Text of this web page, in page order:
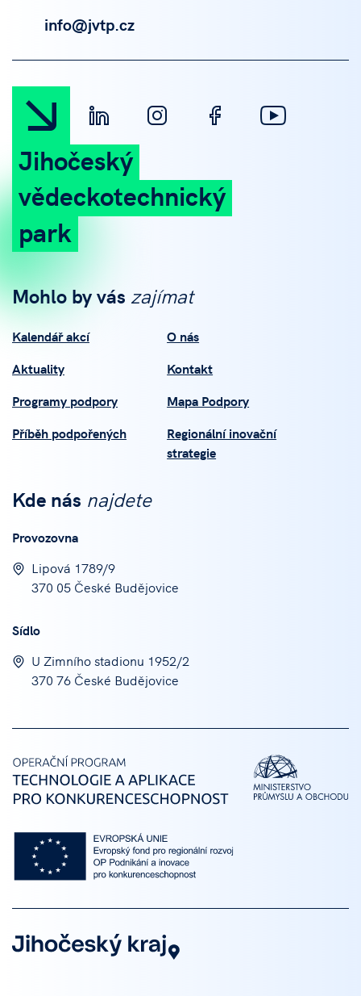
info@jvtp.cz
Jihočeský
vědeckotechnický
park
Mohlo by vás zajímat
Kalendář akcí
Aktuality
Programy podpory
Příběh podpořených
O nás
Kontakt
Mapa Podpory
Regionální inovační
strategie
Kde nás najdete
Provozovna
Lipová 1789/9
370 05 České Budějovice
Sídlo
U Zimního stadionu 1952/2
370 76 České Budějovice